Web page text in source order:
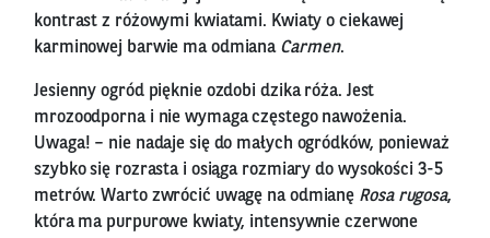
kontrast z różowymi kwiatami. Kwiaty o ciekawej
karminowej barwie ma odmiana Carmen.
Jesienny ogród pięknie ozdobi dzika róża. Jest
mrozoodporna i nie wymaga częstego nawożenia.
Uwaga! – nie nadaje się do małych ogródków, ponieważ
szybko się rozrasta i osiąga rozmiary do wysokości 3-5
metrów. Warto zwrócić uwagę na odmianę Rosa rugosa,
która ma purpurowe kwiaty, intensywnie czerwone